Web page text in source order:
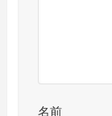
名前